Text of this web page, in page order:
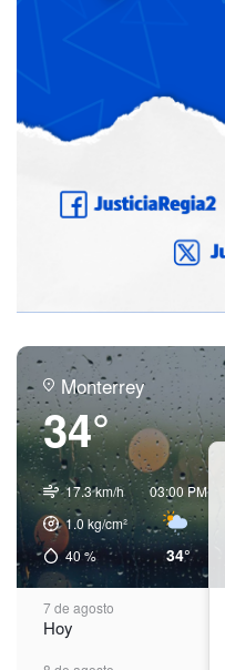
Monterrey
34°
17.3 km/h
1.0kg/cm²
40%
03:00 PM
34°
7 de agosto
Hoy